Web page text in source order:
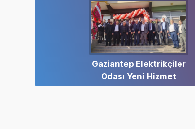
BULUŞTU
Gaziantep Elektrikçiler
Odası Yeni Hizmet
Binası Açıldı